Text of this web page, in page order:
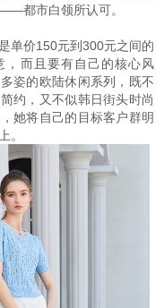
都市白领所认可。
价150元到300元之间的
，而且要有自己的核心风
姿的欧陆休闲系列，既不
约，又不似韩日街头时尚
她将自己的目标客户群明
。